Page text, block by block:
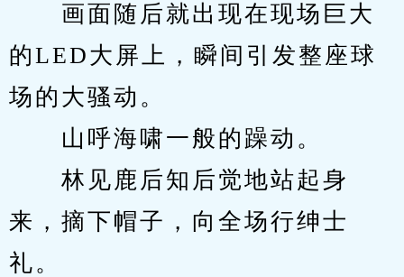
画面随后就出现在现场巨大
的LED大屏上，瞬间引发整座球
场的大骚动。
山呼海啸一般的躁动。
林见鹿后知后觉地站起身
来，摘下帽子，向全场行绅士
礼。